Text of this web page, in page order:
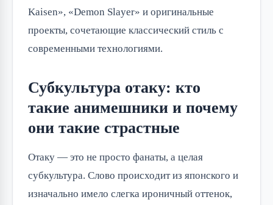
Kaisen», «Demon Slayer» и оригинальные
проекты, сочетающие классический стиль с
современными технологиями.
Субкультура отаку: кто
такие анимешники и почему
они такие страстные
Отаку — это не просто фанаты, а целая
субкультура. Слово происходит из японского и
изначально имело слегка ироничный оттенок,